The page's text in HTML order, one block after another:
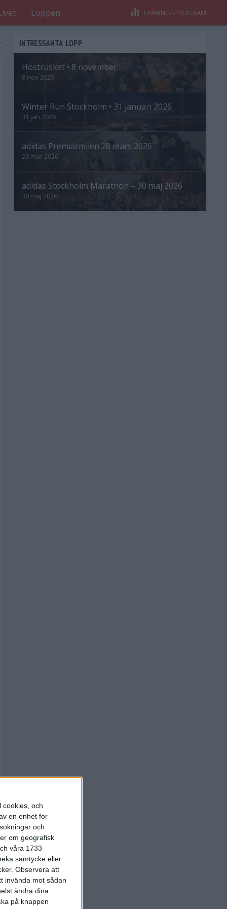
cookies, och
en enhet for
och
om geografisk
våra 1733
samtycke eller
Observera att
invända mot sådan
ändra dina
på knappen
Loppen TRÄNINGSPROGRAM
INTRESSANTA LOPP
Höstrusket • 8 november
8 nov 2025
Winter Run Stockholm • 31 januari 2026
31 jan 2026
adidas Premiärmilen 28 mars 2026
28 mar 2026
adidas Stockholm Marathon – 30 maj 2026
30 maj 2026